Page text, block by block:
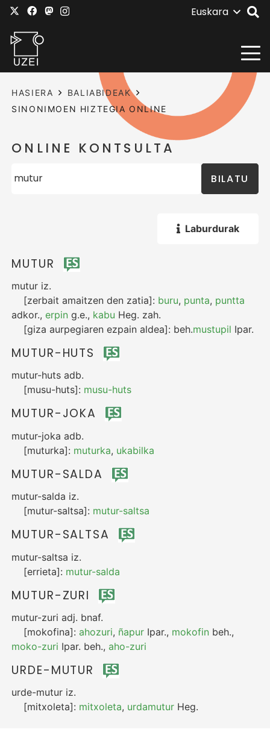
Euskara
HASIERA
BALIABIDEAK
SINONIMOEN HIZTEGIA ONLINE
ONLINE KONTSULTA
BILATU
Laburdurak
MUTUR
mutur iz.
[zerbait amaitzen den zatia]: buru, punta, puntta
adkor.,erpin g.e., kabu Heg. zah.
[giza aurpegiaren ezpain aldea]: beh.mustupil Ipar.
MUTUR-HUTS
mutur-huts adb.
[musu-huts]: musu-huts
MUTUR-JOKA
mutur-joka adb.
[muturka]: muturka, ukabilka
MUTUR-SALDA
mutur-salda iz.
[mutur-saltsa]: mutur-saltsa
MUTUR-SALTSA
mutur-saltsa iz.
[errieta]: mutur-salda
MUTUR-ZURI
mutur-zuri adj. bnaf.
[mokofina]:ahozuri, ñapur Ipar., mokofin beh.,
moko-zuri Ipar. beh.,aho-zuri
URDE-MUTUR
urde-mutur iz.
[mitxoleta]: mitxoleta, urdamutur Heg.